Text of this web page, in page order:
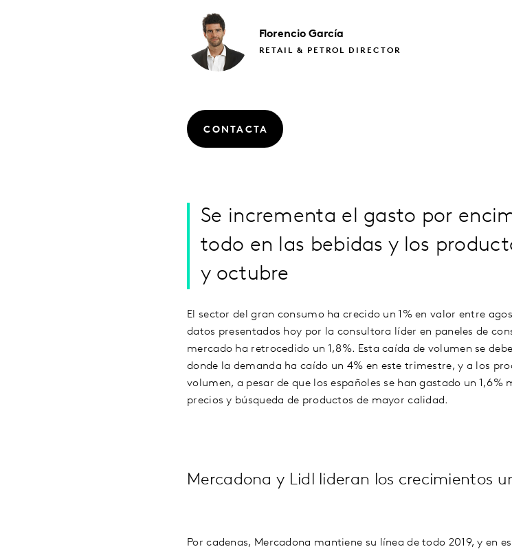
Florencio García
RETAIL & PETROL DIRECTOR
CONTACTA
Se incrementa el gasto por
todo en las bebidas y los
y octubre
El sector del gran consumo ha crecido un 1% en valor entre
datos presentados hoy por la consultora líder en paneles de
mercado ha retrocedido un 1,8%. Esta caída de volumen se
donde la demanda ha caído un 4% en este trimestre, y a los
volumen, a pesar de que los españoles se han gastado un
precios y búsqueda de productos de mayor calidad.
Mercadona y Lidl lideran los crecimientos
Por cadenas, Mercadona mantiene su línea de todo 2019, y en